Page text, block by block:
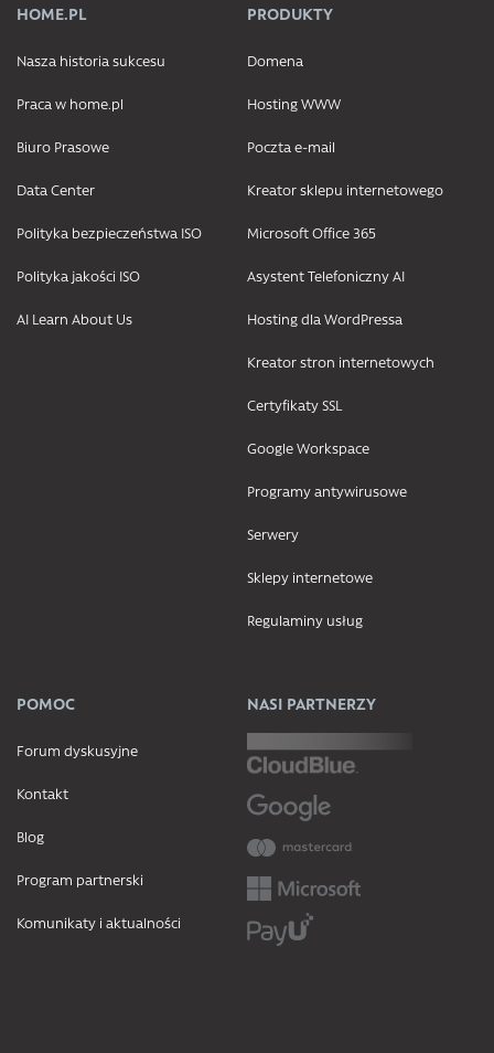
HOME.PL
Nasza historia sukcesu
Praca w home.pl
Biuro Prasowe
Data Center
Polityka bezpieczeństwa ISO
Polityka jakości ISO
AI Learn About Us
PRODUKTY
Domena
Hosting WWW
Poczta e-mail
Kreator sklepu internetowego
Microsoft Office 365
Asystent Telefoniczny AI
Hosting dla WordPressa
Kreator stron internetowych
Certyfikaty SSL
Google Workspace
Programy antywirusowe
Serwery
Sklepy internetowe
Regulaminy usług
POMOC
Forum dyskusyjne
Kontakt
Blog
Program partnerski
Komunikaty i aktualności
NASI PARTNERZY